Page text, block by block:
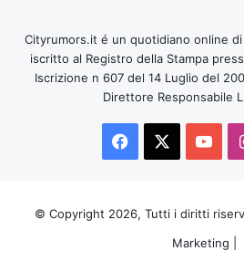
Cityrumors.it é un quotidiano online
iscritto al Registro della Stampa
Iscrizione n 607 del 14 Luglio del
Direttore Responsabile
Facebook
You
© Copyright 2026, Tutti i diritti
Marketing